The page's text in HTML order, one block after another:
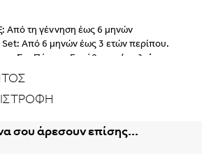
Από τη γέννηση έως 6 μηνών
Set: Από 6 μηνών έως 3 ετών περίπου.
με Σετ Πύργου Εκμάθησης ( πωλείται
5 ετών (περίπου 25 κιλά)
Καρέκλα: Από 3 ετών έως 99 ετών
για παιδικό καρεκλάκι, το σετ Lemo 4-
σου άρεσουν επίσης...